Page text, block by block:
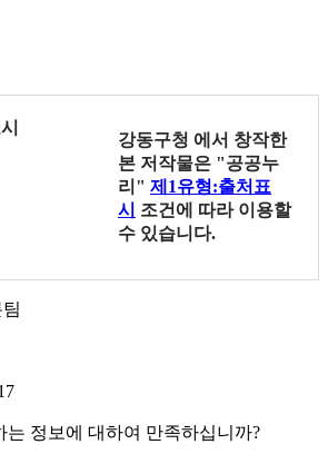
강동구청 에서 창작한
본 저작물은 "공공누
리" 제1유형:출처표
시
조건에 따라 이용할
수 있습니다.
는 정보에 대하여 만족하십니까?